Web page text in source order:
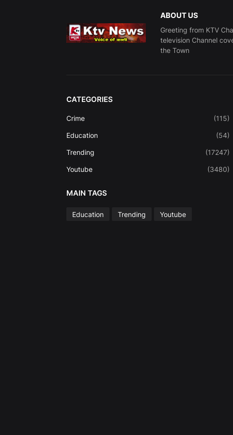
ABOUT US
Greeting from KTV
television Channel
the Town
CATEGORIES
Crime (115)
Education (54)
Trending (17247)
Youtube (3480)
MAIN TAGS
Education Trending Youtube